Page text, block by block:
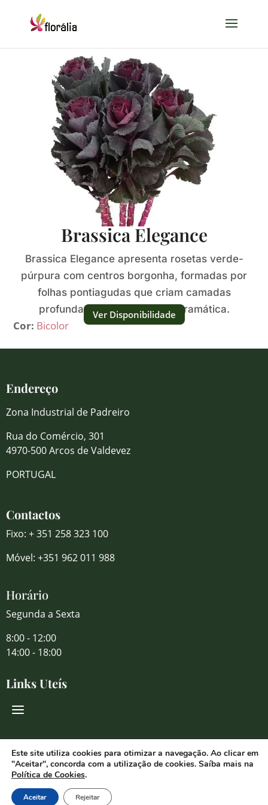
Brassica Elegance
Brassica Elegance apresenta rosetas verde-
púrpura com centros borgonha, formadas por
folhas pontiagudas que criam camadas
profundas e uma aparência dramática.
Cor: Bicolor
Ver Disponibilidade
Endereço
Zona Industrial de Padreiro
Rua do Comércio, 301
4970-500 Arcos de Valdevez
PORTUGAL
Contactos
Fixo: + 351 258 323 100
Móvel: +351 962 011 988
Horário
Segunda a Sexta
8:00 - 12:00
14:00 - 18:00
Links Uteís
Redes Sociais
© 2026 Florália Comércio de Flores
Este site utiliza cookies para otimizar a navegação. Ao clicar em
"Aceitar", concorda com a utilização de cookies. Saíba mais na
Política de Cookies.
Aceitar Rejeitar